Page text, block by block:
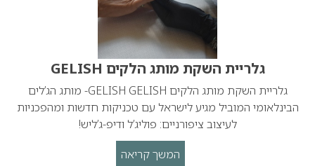
גלריית השקת מותג הלקים GELISH
גלריית השקת מותג הלקים GELISH GELISH- מותג הג’לים
הבינלאומי המוביל מגיע לישראל עם טכניקות חדשות ומהפכניות
לעיצוב ציפורניים: פוליג’ל ודיפ-ג’ליש!
המשך קריאה